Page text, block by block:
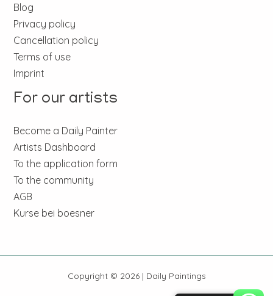
Blog
Privacy policy
Cancellation policy
Terms of use
Imprint
For our artists
Become a Daily Painter
Artists Dashboard
To the application form
To the community
AGB
Kurse bei boesner
Copyright © 2026 | Daily Paintings